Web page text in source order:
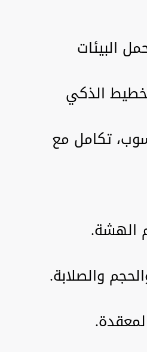
البيئات
الذكي
تكامل مع
الهشة.
والصلابة.